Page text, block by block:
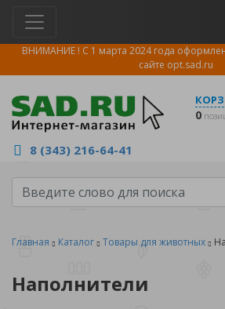
ВНИМАНИЕ ! С 1 марта 2024 года
сайте opt.sad.ru
0
8 (343) 216-64-41
Главная Каталог Товары для животных
Наполнители